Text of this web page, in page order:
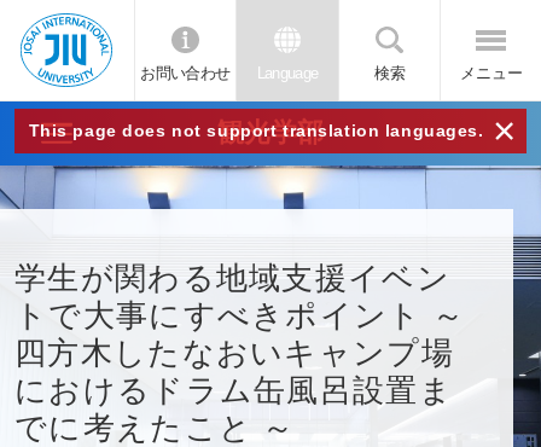
JIU
城西
国際
大学
お問い合わせ Language 検索 メニュー
This page does not support translation languages. ×
観光学部
学生が関わる地域支援イベン
トで大事にすべきポイント ～
四方木したなおいキャンプ場
におけるドラム缶風呂設置ま
でに考えたこと ～